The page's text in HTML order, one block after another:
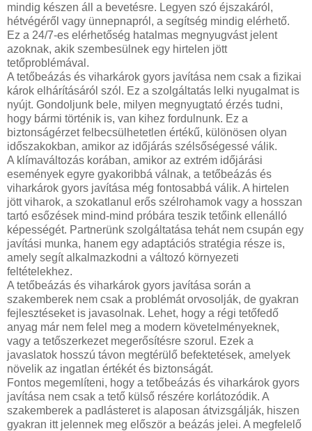
mindig készen áll a bevetésre. Legyen szó éjszakáról,
hétvégéről vagy ünnepnapról, a segítség mindig elérhető.
Ez a 24/7-es elérhetőség hatalmas megnyugvást jelent
azoknak, akik szembesülnek egy hirtelen jött
tetőproblémával.
A tetőbeázás és viharkárok gyors javítása nem csak a fizikai
károk elhárításáról szól. Ez a szolgáltatás lelki nyugalmat is
nyújt. Gondoljunk bele, milyen megnyugtató érzés tudni,
hogy bármi történik is, van kihez fordulnunk. Ez a
biztonságérzet felbecsülhetetlen értékű, különösen olyan
időszakokban, amikor az időjárás szélsőségessé válik.
A klímaváltozás korában, amikor az extrém időjárási
események egyre gyakoribbá válnak, a tetőbeázás és
viharkárok gyors javítása még fontosabbá válik. A hirtelen
jött viharok, a szokatlanul erős szélrohamok vagy a hosszan
tartó esőzések mind-mind próbára teszik tetőink ellenálló
képességét. Partnerünk szolgáltatása tehát nem csupán egy
javítási munka, hanem egy adaptációs stratégia része is,
amely segít alkalmazkodni a változó környezeti
feltételekhez.
A tetőbeázás és viharkárok gyors javítása során a
szakemberek nem csak a problémát orvosolják, de gyakran
fejlesztéseket is javasolnak. Lehet, hogy a régi tetőfedő
anyag már nem felel meg a modern követelményeknek,
vagy a tetőszerkezet megerősítésre szorul. Ezek a
javaslatok hosszú távon megtérülő befektetések, amelyek
növelik az ingatlan értékét és biztonságát.
Fontos megemlíteni, hogy a tetőbeázás és viharkárok gyors
javítása nem csak a tető külső részére korlátozódik. A
szakemberek a padlásteret is alaposan átvizsgálják, hiszen
gyakran itt jelennek meg először a beázás jelei. A megfelelő